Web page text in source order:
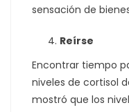
sensación de
Reírse
Encontrar tiempo
niveles de cortisol
mostró que los